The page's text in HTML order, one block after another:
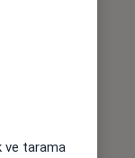
ve tarama